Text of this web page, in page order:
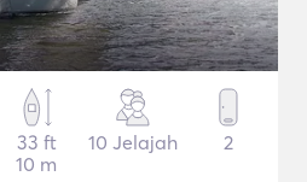
33 ft
10 m
10 Jelajah 2